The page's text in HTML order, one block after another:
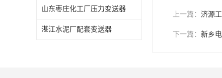
山东枣庄化工厂压力变送器
湛江水泥厂配套变送器
上一篇： 济源
下一篇： 新乡